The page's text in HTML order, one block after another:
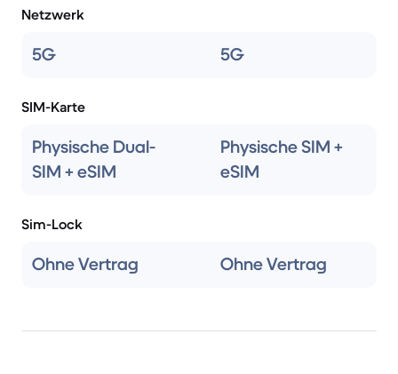
Netzwerk
5G 5G
SIM-Karte
Physische Dual-
SIM + eSIM
Physische SIM +
eSIM
Sim-Lock
Ohne Vertrag Ohne Vertrag